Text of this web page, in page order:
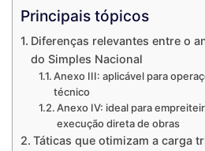
Principais tópicos
Diferenças relevantes entre o
do Simples Nacional
Anexo III: aplicável para
técnico
Anexo IV: ideal para
execução direta de obras
Táticas que otimizam a carga